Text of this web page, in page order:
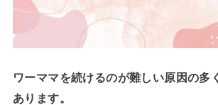
ワーママを続けるのが難しい原因の多
あります。